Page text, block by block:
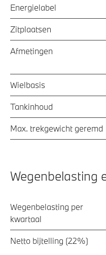
Energielabel
Zitplaatsen
Afmetingen
Wielbasis
Tankinhoud
Max. trekgewicht geremd
Wegenbelasting
Wegenbelasting per
kwartaal
Netto bijtelling (22%)